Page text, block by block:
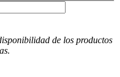
de los productos